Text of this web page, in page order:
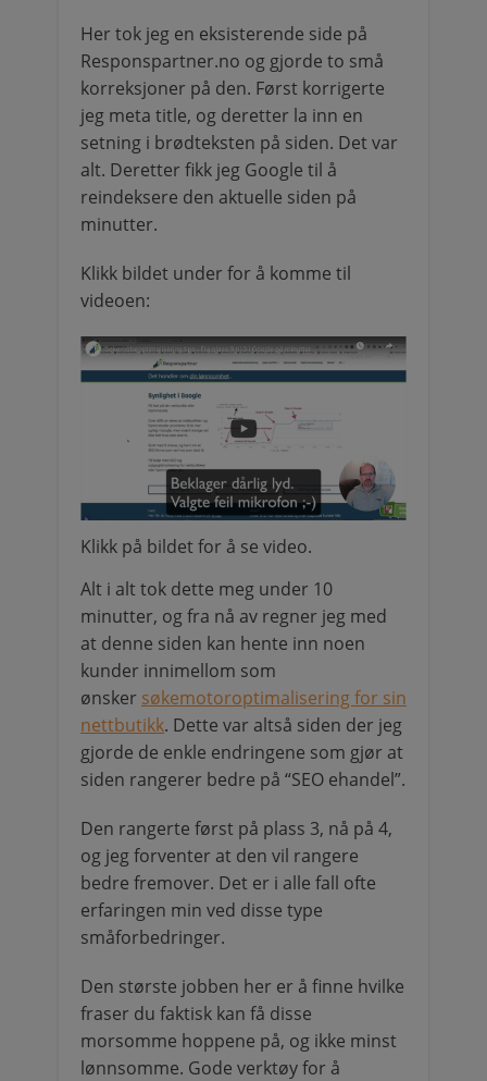
Her tok jeg en eksisterende side på
Responspartner.no og gjorde to små
korreksjoner på den. Først korrigerte
jeg meta title, og deretter la inn en
setning i brødteksten på siden. Det var
alt. Deretter fikk jeg Google til å
reindeksere den aktuelle siden på
minutter.
Klikk bildet under for å komme til
videoen:
Klikk på bildet for å se video.
Alt i alt tok dette meg under 10
minutter, og fra nå av regner jeg med
at denne siden kan hente inn noen
kunder innimellom som
ønsker søkemotoroptimalisering for sin
nettbutikk. Dette var altså siden der jeg
gjorde de enkle endringene som gjør at
siden rangerer bedre på “SEO ehandel”.
Den rangerte først på plass 3, nå på 4,
og jeg forventer at den vil rangere
bedre fremover. Det er i alle fall ofte
erfaringen min ved disse type
småforbedringer.
Den største jobben her er å finne hvilke
fraser du faktisk kan få disse
morsomme hoppene på, og ikke minst
lønnsomme. Gode verktøy for å